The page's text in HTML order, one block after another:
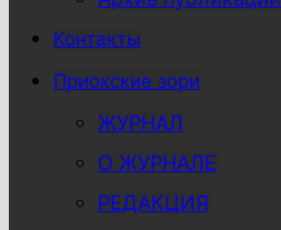
Контакты
Приокские зори
ЖУРНАЛ
О ЖУРНАЛЕ
РЕДАКЦИЯ